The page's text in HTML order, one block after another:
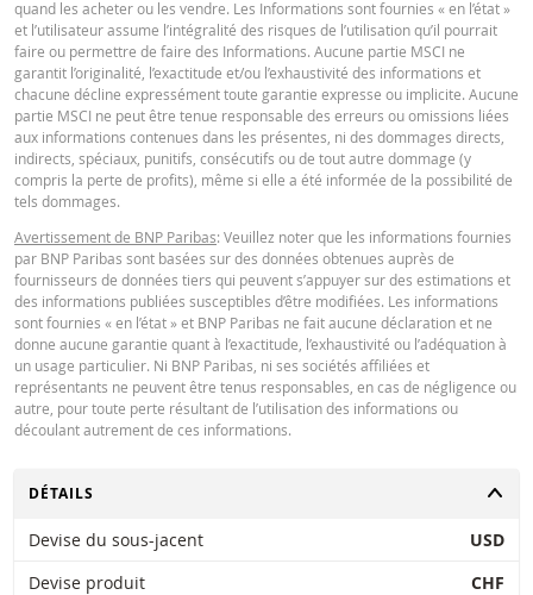
DOCUMENT D'INFORMATIONS CLÉS
Key Information Document (DE) PDF
Key Information Document (FR)
QUOTES
Latest Product Quotes
quand les acheter ou les vendre. Les Informations sont fournies « en l’état »
et l’utilisateur assume l’intégralité des risques de l’utilisation qu’il pourrait
faire ou permettre de faire des Informations. Aucune partie MSCI ne
garantit l’originalité, l’exactitude et/ou l’exhaustivité des informations et
chacune décline expressément toute garantie expresse ou implicite. Aucune
partie MSCI ne peut être tenue responsable des erreurs ou omissions liées
aux informations contenues dans les présentes, ni des dommages directs,
indirects, spéciaux, punitifs, consécutifs ou de tout autre dommage (y
compris la perte de profits), même si elle a été informée de la possibilité de
tels dommages.
Avertissement de BNP Paribas: Veuillez noter que les informations fournies
par BNP Paribas sont basées sur des données obtenues auprès de
fournisseurs de données tiers qui peuvent s’appuyer sur des estimations et
des informations publiées susceptibles d’être modifiées. Les informations
sont fournies « en l’état » et BNP Paribas ne fait aucune déclaration et ne
donne aucune garantie quant à l’exactitude, l’exhaustivité ou l’adéquation à
un usage particulier. Ni BNP Paribas, ni ses sociétés affiliées et
représentants ne peuvent être tenus responsables, en cas de négligence ou
autre, pour toute perte résultant de l’utilisation des informations ou
découlant autrement de ces informations.
CHANGER
DÉTAILS
Devise du sous-jacent
USD
Devise produit
CHF